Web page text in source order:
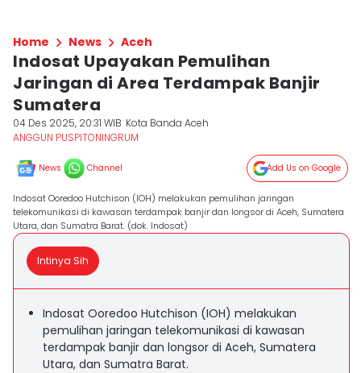
Home News Aceh
Indosat Upayakan Pemulihan
Jaringan di Area Terdampak Banjir
Sumatera
04 Des 2025, 20:31 WIB Kota Banda Aceh
ANGGUN PUSPITONINGRUM
News Channel Add Us on Google
Indosat Ooredoo Hutchison (IOH) melakukan pemulihan jaringan
telekomunikasi di kawasan terdampak banjir dan longsor di Aceh, Sumatera
Utara, dan Sumatra Barat. (dok. Indosat)
Intinya Sih
Indosat Ooredoo Hutchison (IOH) melakukan
pemulihan jaringan telekomunikasi di kawasan
terdampak banjir dan longsor di Aceh, Sumatera
Utara, dan Sumatra Barat.